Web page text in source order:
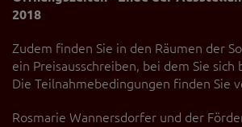
2018
Zudem finden Sie in den Räumen der
ein Preisausschreiben, bei dem Sie
Die Teilnahmebedingungen finden Sie
Rosmarie Wannersdorfer und der